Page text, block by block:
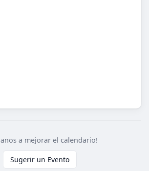
a mejorar el calendario!
Sugerir un Evento